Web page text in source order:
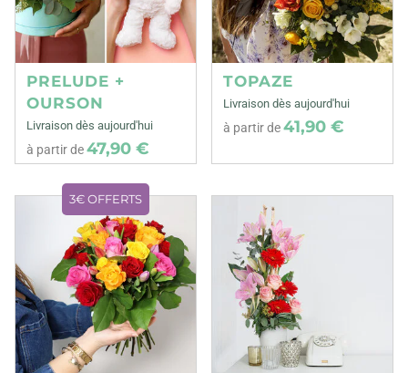
PRELUDE +
OURSON
Livraison dès aujourd'hui
à partir de47,90 €
TOPAZE
Livraison dès aujourd'hui
à partir de41,90 €
3€ OFFERTS